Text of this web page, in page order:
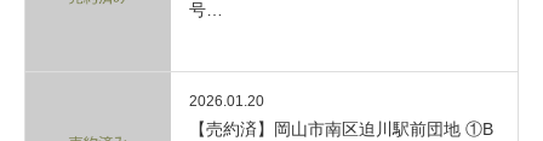
号…
2026.01.20
【売約済】岡山市南区迫川駅前団地 ①B